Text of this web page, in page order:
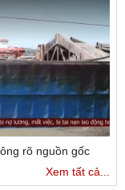
rõ nguồn gốc
Xem tất cả...